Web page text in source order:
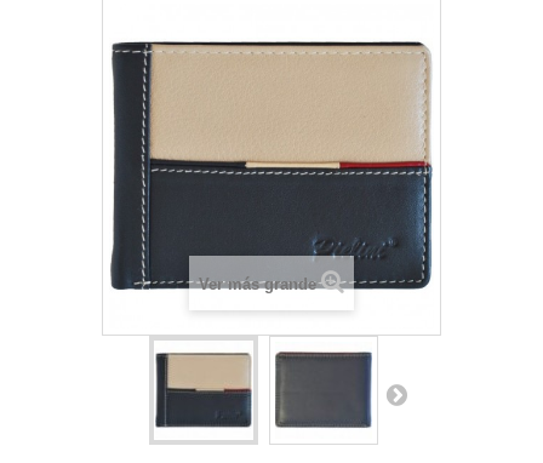
Ver más grande